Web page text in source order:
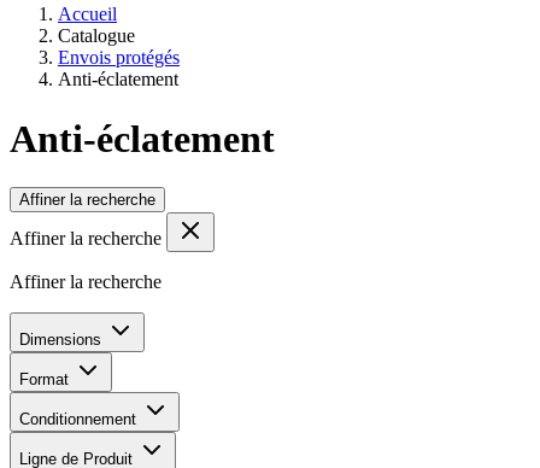
Accueil
Catalogue
Envois protégés
Anti-éclatement
Anti-éclatement
Affiner la recherche
Affiner la recherche
Affiner la recherche
Dimensions
Format
Conditionnement
Ligne de Produit